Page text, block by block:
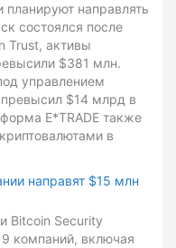
планируют направлять
состоялся после
Trust, активы
$381 млн.
управлением
превысил $14 млрд в
E*TRADE также
в
направят $15 млн
Bitcoin Security
компаний, включая